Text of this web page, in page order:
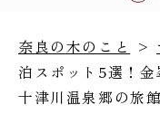
奈良の木のこと >
泊スポット5選！
十津川温泉郷の旅